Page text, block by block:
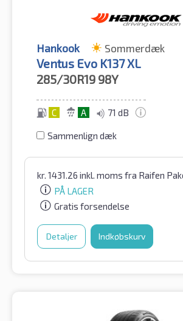
Hankook Sommerdæk
Ventus Evo K137 XL
285/30R19 98Y
C A 71 dB
Sammenlign dæk
kr. 1431.26 inkl. moms fra Raifen
PÅ LAGER
Gratis forsendelse
Detaljer Indkøbskurv